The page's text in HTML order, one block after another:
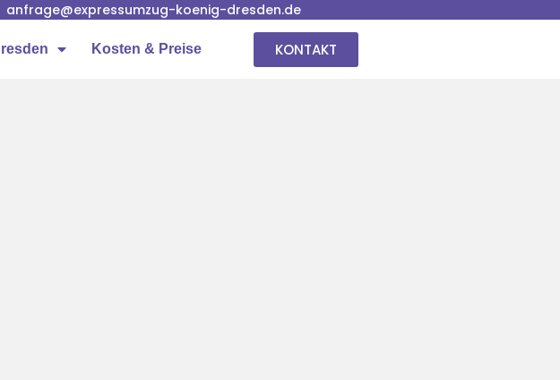
anfrage@expressumzug-koenig-dresden.de
Kosten & Preise KONTAKT